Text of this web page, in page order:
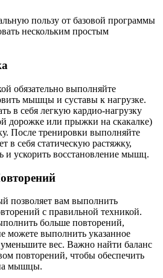
пользу от базовой программы
нескольким простым
обязательно выполняйте
мышцы и суставы к нагрузке.
в себя легкую кардио-нагрузку
дорожке или прыжки на скакалке)
После тренировки выполняйте
в себя статическую растяжку,
и ускорить восстановление мышц.
позволяет вам выполнить
с правильной техникой.
больше повторений,
можете выполнить указанное
вес. Важно найти баланс
повторений, чтобы обеспечить
мышцы.